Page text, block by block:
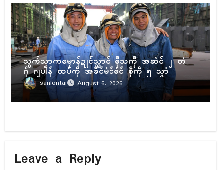
ဍုၚ်သ္အာၚ်
သွက်သၟာကမၠောန်ဍုၚ်သ္အာၚ် စီုသကီု အဆံၚ် ၂ တံ
ဂှ် ဂျပါန် ထပ်ကဵု အခိၚ်မံၚ်စံၚ် စဵုကဵု ၅ သၞာံ
sanlontai August 6, 2026
Leave a Reply